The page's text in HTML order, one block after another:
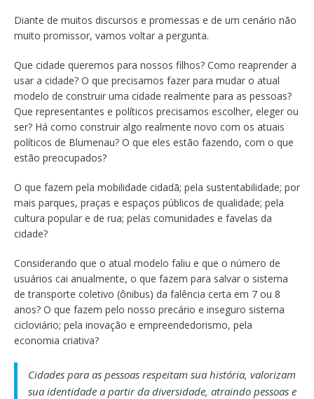
Diante de muitos discursos e promessas e de um cenário não
muito promissor, vamos voltar a pergunta.
Que cidade queremos para nossos filhos? Como reaprender a
usar a cidade? O que precisamos fazer para mudar o atual
modelo de construir uma cidade realmente para as pessoas?
Que representantes e políticos precisamos escolher, eleger ou
ser? Há como construir algo realmente novo com os atuais
políticos de Blumenau? O que eles estão fazendo, com o que
estão preocupados?
O que fazem pela mobilidade cidadã; pela sustentabilidade; por
mais parques, praças e espaços públicos de qualidade; pela
cultura popular e de rua; pelas comunidades e favelas da
cidade?
Considerando que o atual modelo faliu e que o número de
usuários cai anualmente, o que fazem para salvar o sistema
de transporte coletivo (ônibus) da falência certa em 7 ou 8
anos? O que fazem pelo nosso precário e inseguro sistema
cicloviário; pela inovação e empreendedorismo, pela
economia criativa?
Cidades para as pessoas respeitam sua história, valorizam
sua identidade a partir da diversidade, atraindo pessoas e